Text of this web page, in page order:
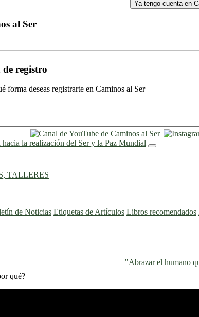
Ya tengo cuenta en
al Ser
registro
forma deseas registrarte en Caminos al Ser
TALLERES
de Noticias Etiquetas de Artículos Libros recomendados
"Abrazar el humano
qué?